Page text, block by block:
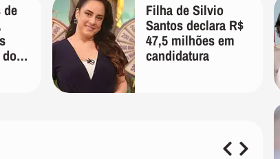
de
Filha de Silvio
Santos declara R$
47,5 milhões em
candidatura